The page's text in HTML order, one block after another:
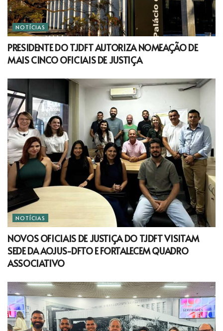
NOTÍCIAS
PRESIDENTE DO TJDFT AUTORIZA NOMEAÇÃO DE
MAIS CINCO OFICIAIS DE JUSTIÇA
NOTÍCIAS
NOVOS OFICIAIS DE JUSTIÇA DO TJDFT VISITAM
SEDE DA AOJUS-DFTO E FORTALECEM QUADRO
ASSOCIATIVO